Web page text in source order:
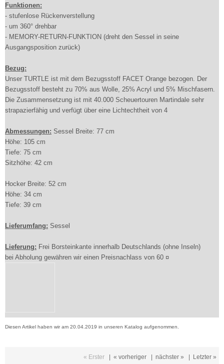
Funktionen:
- stufenlose Rückenverstellung
- um 360° drehbar
- MEMORY-RETURN-FUNKTION (dreht den Sessel in seine
Ausgangsposition zurück)
Bezug:
Unser TURTLE ist mit dem Bezugsstoff FACET Orange bezogen. Der
Bezugsstoff besteht zu 70% aus Wolle, 25% Acryl und 5% Mischfasern.
Die Zusammensetzung ist mit 40.000 Scheuertouren Martindale sehr
strapazierfähig und verfügt über eine Lichtechtheit von 4
Abmessungen: Sessel Breite: 77 cm
Höhe: 105 cm
Tiefe: 75 cm
Sitzhöhe: 42 cm
Hocker Breite: 52 cm
Höhe: 34 cm
Tiefe: 39 cm
Lieferumfang: Sessel
Lieferung: Frei Borsteinkante innerhalb Deutschlands (ohne Inseln)
bei Abholung gewähren wir einen Preisnachlass von 60 ¤
Diesen Artikel haben wir am 20.04.2019 in unseren Katalog aufgenommen.
« Erster | « vorheriger | nächster » | Letzter »